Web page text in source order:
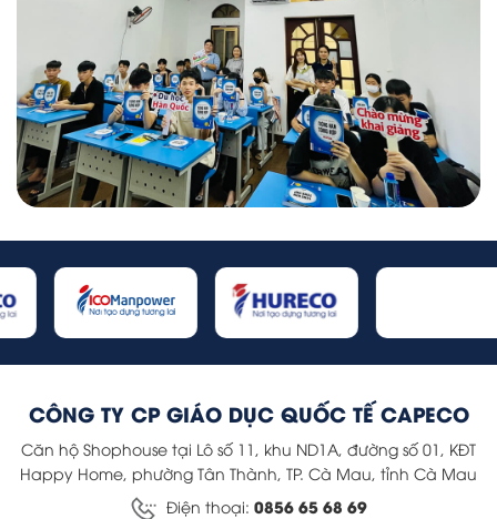
CÔNG TY CP GIÁO DỤC QUỐC TẾ CAPECO
Căn hộ Shophouse tại Lô số 11, khu ND1A, đường số 01, KĐT
Happy Home, phường Tân Thành, TP. Cà Mau, tỉnh Cà Mau
Điện thoại: 0856 65 68 69